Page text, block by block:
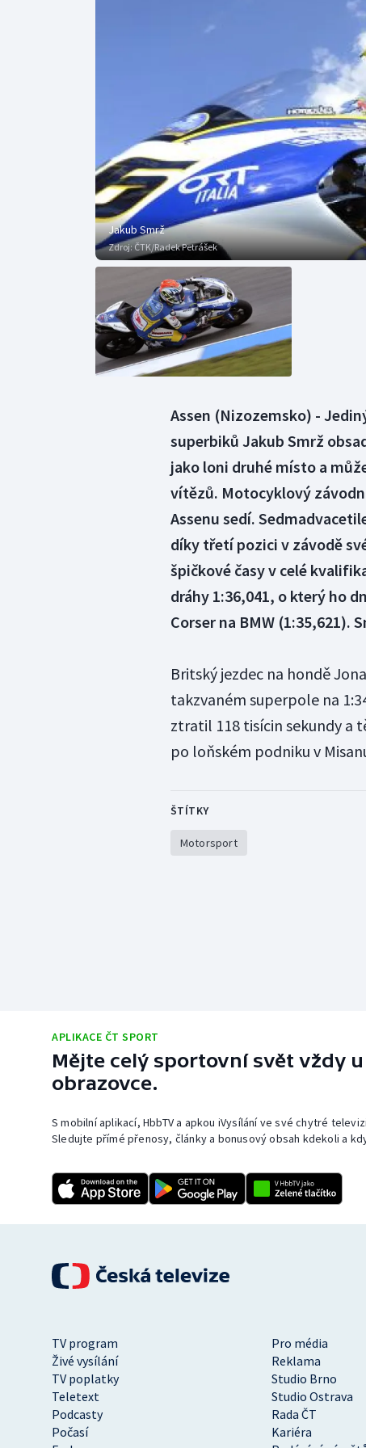
Florbal
Futsal
Golf
Gymnastika
Jakub Smrž
Zdroj:ČTK/Radek Petrášek
Assen (Nizozemsko) -
superbiků Jakub Smrž
jako loni druhé místo a
vítězů. Motocyklový
Assenu sedí.
díky třetí pozici v závodě
špičkové časy v celé
dráhy 1:36,041, o který ho
Corser na BMW (1:35,621).
Britský jezdec na hondě
takzvaném superpole na
ztratil 118 tisícin sekundy a
po loňském podniku v
ŠTÍTKY
Motorsport
APLIKACE ČT SPORT
Mějte celý sportovní svět vždy
obrazovce.
S mobilní aplikací, HbbTV a apkou iVysílání ve své chytré
Sledujte přímé přenosy, články a bonusový obsah kdekoli a
TV program
Pro média
Živé vysílání
Reklama
TV poplatky
Studio Brno
Teletext
Studio Ostrava
Podcasty
Rada ČT
Počasí
Kariéra